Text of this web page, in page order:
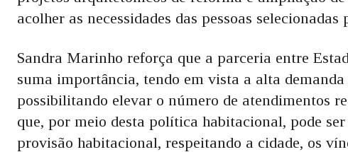
acolher as necessidades das pessoas
Sandra Marinho reforça que a parceria entre
suma importância, tendo em vista a alta
possibilitando elevar o número de atendimentos
que, por meio desta política habitacional, pode
provisão habitacional, respeitando a cidade, os